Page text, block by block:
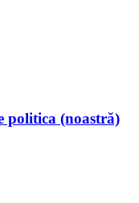
politica (noastră)